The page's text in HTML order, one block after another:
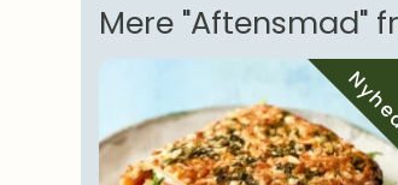
Mere "Aftensmad"